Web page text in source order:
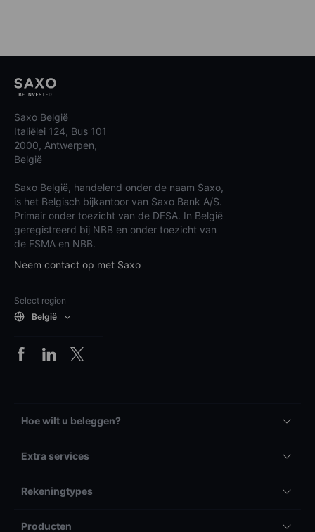
Saxo België
Italiëlei 124, Bus 101
2000, Antwerpen,
België
Saxo België, handelend onder de naam Saxo,
is het Belgisch bijkantoor van Saxo Bank A/S.
Primair onder toezicht van de DFSA. In België
geregistreerd bij NBB en onder toezicht van
de FSMA en NBB.
Neem contact op met Saxo
Select region
België
Hoe wilt u beleggen?
Extra services
Rekeningtypes
Producten